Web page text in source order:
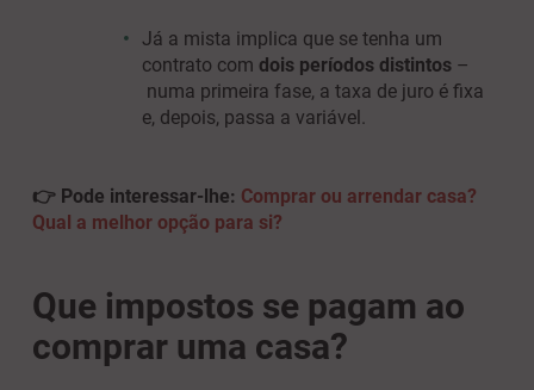
Já a mista implica que se tenha um
contrato com dois períodos distintos –
numa primeira fase, a taxa de juro é fixa
e, depois, passa a variável.
👉 Pode interessar-lhe: Comprar ou arrendar casa?
Qual a melhor opção para si?
Que impostos se pagam ao
comprar uma casa?